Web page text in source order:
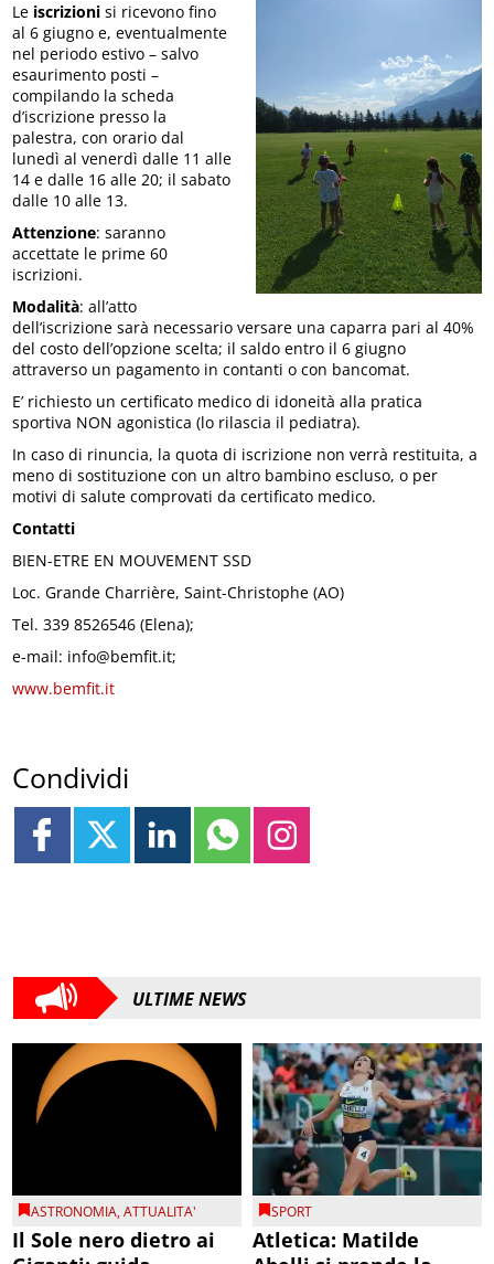
Le iscrizioni si ricevono fino
al 6 giugno e, eventualmente
nel periodo estivo – salvo
esaurimento posti –
compilando la scheda
d’iscrizione presso la
palestra, con orario dal
lunedì al venerdì dalle 11 alle
14 e dalle 16 alle 20; il sabato
dalle 10 alle 13.
Attenzione: saranno
accettate le prime 60
iscrizioni.
Modalità: all’atto
dell’iscrizione sarà necessario versare una caparra pari al 40%
del costo dell’opzione scelta; il saldo entro il 6 giugno
attraverso un pagamento in contanti o con bancomat.
E’ richiesto un certificato medico di idoneità alla pratica
sportiva NON agonistica (lo rilascia il pediatra).
In caso di rinuncia, la quota di iscrizione non verrà restituita, a
meno di sostituzione con un altro bambino escluso, o per
motivi di salute comprovati da certificato medico.
Contatti
BIEN-ETRE EN MOUVEMENT SSD
Loc. Grande Charrière, Saint-Christophe (AO)
Tel. 339 8526546 (Elena);
e-mail: info@bemfit.it;
www.bemfit.it
Condividi
ULTIME NEWS
ASTRONOMIA,ATTUALITA'
Il Sole nero dietro ai
SPORT
Atletica: Matilde